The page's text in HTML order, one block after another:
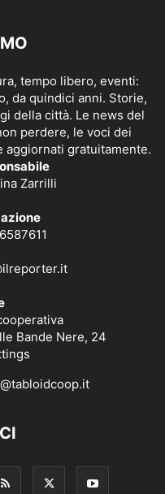
tempo libero, eventi:
da quindici anni. Storie,
della città. Le news del
perdere, le voci dei
aggiornati gratuitamente.
Zarrilli
Bande Nere, 24